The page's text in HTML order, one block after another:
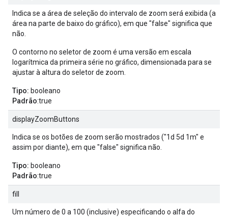
Indica se a área de seleção do intervalo de zoom será exibida (a
área na parte de baixo do gráfico), em que "false" significa que
não.
O contorno no seletor de zoom é uma versão em escala
logarítmica da primeira série no gráfico, dimensionada para se
ajustar à altura do seletor de zoom.
Tipo: booleano
Padrão:true
displayZoomButtons
Indica se os botões de zoom serão mostrados ("1d 5d 1m" e
assim por diante), em que "false" significa não.
Tipo: booleano
Padrão:true
fill
Um número de 0 a 100 (inclusive) especificando o alfa do